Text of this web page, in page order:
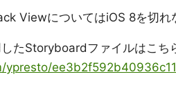
ViewについてはiOS 8を切
たStoryboardファイルはこち
ypresto/